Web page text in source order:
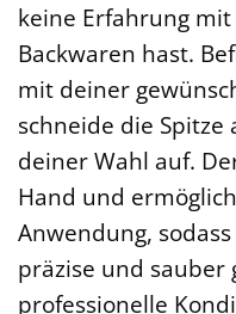
keine Erfahrung
Backwaren hast.
mit deiner
schneide die Spitze
deiner Wahl auf.
Hand und
Anwendung,
präzise und sauber
professionelle